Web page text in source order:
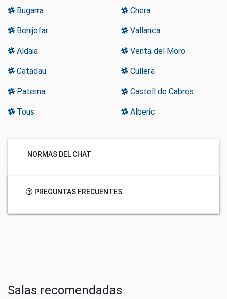
Bugarra Chera
Benijofar Vallanca
Aldaia Venta del Moro
Catadau Cullera
Paterna Castell de Cabres
Tous Alberic
NORMAS DEL CHAT
PREGUNTAS FRECUENTES
Salas recomendadas